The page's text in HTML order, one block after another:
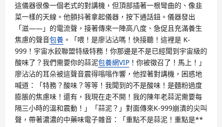
這儀器很像一個老式的對講機，但頂部插著一根彎曲的、像韭
菜一樣的天線。他顫抖著拿起儀器，按下通話鈕。儀器發出
「滋——」的電流聲，接著傳來一陣高八度、急促且充滿養生
焦慮的聲音包養 。「喂！是廖沾沾嗎！快接聽！這裡是 K-
999！宇宙水餃聯盟特級特務！你那邊是不是已經聞到宇宙級的
酸味了？我們需要你的蒜泥包養網VIP ！你被徵召了！馬上！」
廖沾沾的耳朵被這聲音震得嗡嗡作響，他捏著對講機，困惑地
喊道：「特務？酸味？等等！我聞到的不是酸味！是麵粉過度
膨脹的焦慮味！還有，我現在走不開！我的陳年老蒜泥需要每
隔三小時的溫和震動！」「蒜泥？」對面傳來K-999崩潰的尖叫
聲，帶著濃濃的中藥味電子雜音：「重點不是蒜泥！重點是**